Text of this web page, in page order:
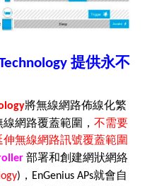
提供永不
將無線網路佈線化繁
網路覆蓋範圍， 不需要
伸無線網路訊號覆蓋範圍
部署和創建網狀網絡
) ， EnGenius APs就會自